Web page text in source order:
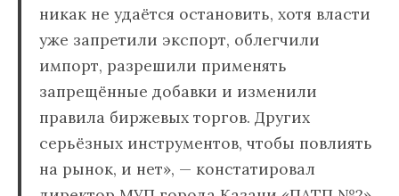
никак не удаётся остановить, хотя власти
уже запретили экспорт, облегчили
импорт, разрешили применять
запрещённые добавки и изменили
правила биржевых торгов. Других
серьёзных инструментов, чтобы повлиять
на рынок, и нет», — констатировал